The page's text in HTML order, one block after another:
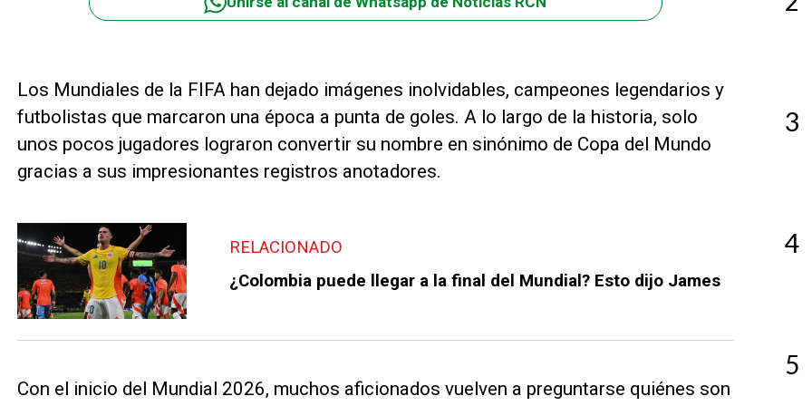
Los Mundiales de la FIFA han dejado imágenes inolvidables, campeones legendarios y
futbolistas que marcaron una época a punta de goles. A lo largo de la historia, solo
unos pocos jugadores lograron convertir su nombre en sinónimo de Copa del Mundo
gracias a sus impresionantes registros anotadores.
RELACIONADO
¿Colombia puede llegar a la final del Mundial? Esto dijo James
Con el inicio del Mundial 2026, muchos aficionados vuelven a preguntarse quiénes son
3
4
5